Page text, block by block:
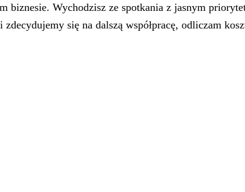
biznesie. Wychodzisz ze spotkania z jasnym
się na dalszą współpracę, odliczam